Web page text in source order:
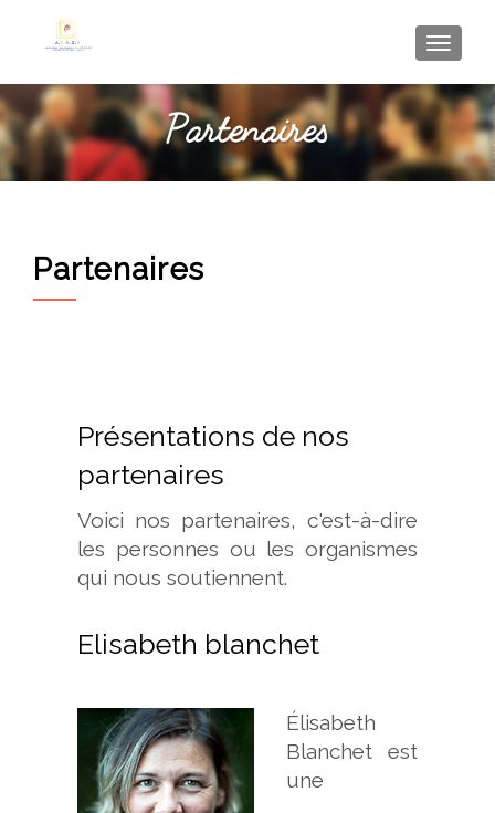
Partenaires
Présentations de nos
partenaires
Voici nos partenaires, c'est-à-dire
les personnes ou les organismes
qui nous soutiennent.
Elisabeth blanchet
Élisabeth
Blanchet est
une